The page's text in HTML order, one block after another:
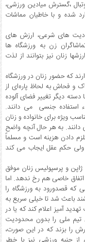
،گسترش میادین ورزشی،
شده و با خاطیان مماشات
های شرعی، ارزش های
زن به ورزشگاه ها
زنان نیز بتوانند از لذت
که حضور زنان در ورزشگاه
و فحاش به لحاظ پاره‌ای از
دیگر تغییر فضای آلوده
استفاده جنسی می دانند.
ویژه برای خانواده و زنان
دانند. به هر حال آنچه واضح
دادن هزینه است و مسلماً
ولی حکم عقل ایجاب می کند
ژاپن و پرسپولیس زنان موفق
و اتفاق خاصی هم رخ ندهد. اما
که قصدورود به ورزشگاه را
باعث شد تا خیلی سریع به
تهدید آمیز اعلام کند که یا در
تیم ملی را بدون محدودیت
را بزند که در این صورت،